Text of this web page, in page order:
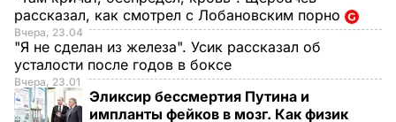
рассказал, как смотрел с Лобановским порно
Вчера, 23.04
"Я не сделан из железа". Усик рассказал об
усталости после годов в боксе
Вчера, 23.01
Эликсир бессмертия Путина и
импланты фейков в мозг. Как физик